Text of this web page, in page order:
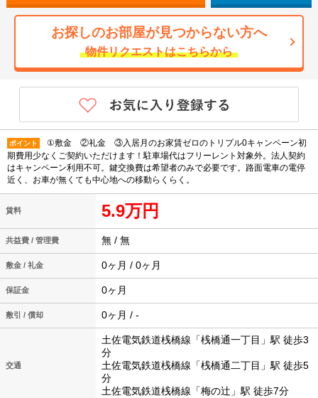
お探しのお部屋が見つからない方へ
物件リクエストはこちらから
ポイント
①敷金 ②礼金 ③入居月のお家賃ゼロのトリプル0キャンペーン初
期費用少なくご契約いただけます！駐車場代はフリーレント対象外。法人契約
はキャンペーン利用不可。鍵交換費は希望者のみで必要です。路面電車の電停
近く、お車が無くても中心地への移動らくらく。
賃料 5.9万円
共益費 / 管理費 無 / 無
敷金 / 礼金 0ヶ月 / 0ヶ月
保証金 0ヶ月
敷引 / 償却 0ヶ月 / -
交通
土佐電気鉄道桟橋線「桟橋通一丁目」駅 徒歩3
分
土佐電気鉄道桟橋線「桟橋通二丁目」駅 徒歩5
分
土佐電気鉄道桟橋線「梅の辻」駅 徒歩7分